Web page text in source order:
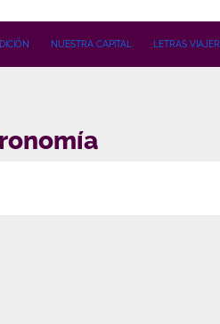
NUESTRA CAPITAL LETRAS